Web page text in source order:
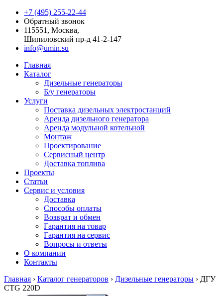
+7 (495) 255-22-44
Обратный звонок
115551, Москва,
Шипиловский пр-д 41-2-147
info@umin.su
Главная
Каталог
Дизельные генераторы
Б/у генераторы
Услуги
Поставка дизельных электростанций
Аренда дизельного генератора
Аренда модульной котельной
Монтаж
Проектирование
Сервисный центр
Доставка топлива
Проекты
Статьи
Сервис и условия
Доставка
Способы оплаты
Возврат и обмен
Гарантия на товар
Гарантия на сервис
Вопросы и ответы
О компании
Контакты
Главная › Каталог генераторов › Дизельные генераторы › ДГУ
CTG 220D